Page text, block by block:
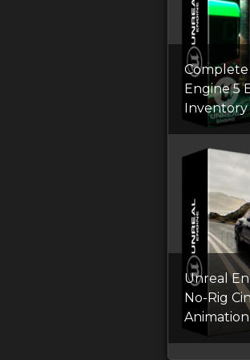
Engine 5
Unreal
No-Rig
Animation